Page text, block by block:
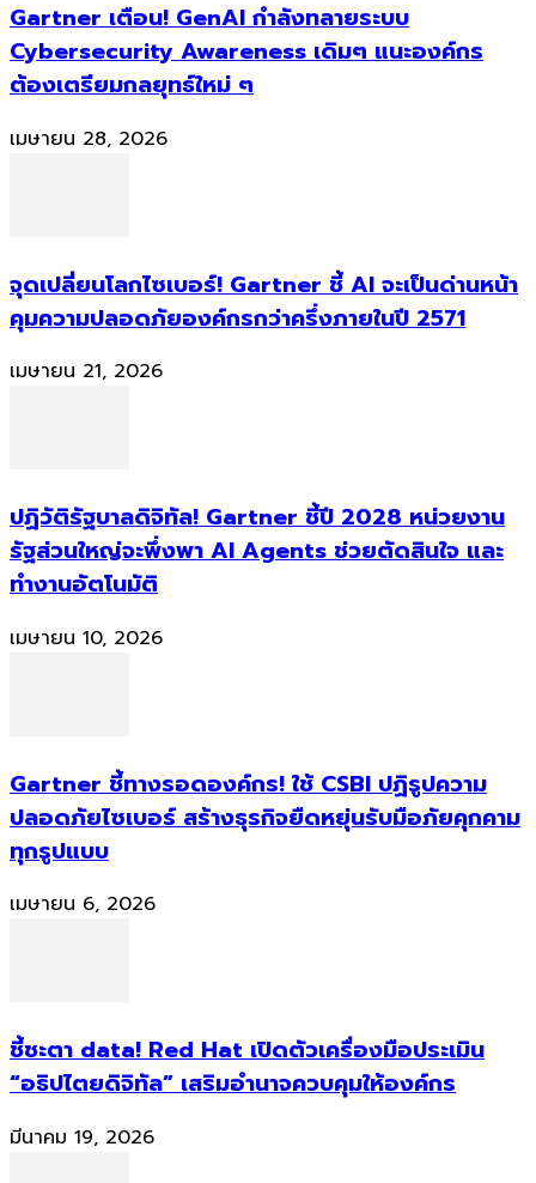
Gartner เตือน! GenAI กำลังทลายระบบ
Cybersecurity Awareness เดิมๆ แนะองค์กร
ต้องเตรียมกลยุทธ์ใหม่ ๆ
เมษายน 28, 2026
จุดเปลี่ยนโลกไซเบอร์! Gartner ชี้ AI จะเป็นด่านหน้า
คุมความปลอดภัยองค์กรกว่าครึ่งภายในปี 2571
เมษายน 21, 2026
ปฏิวัติรัฐบาลดิจิทัล! Gartner ชี้ปี 2028 หน่วยงาน
รัฐส่วนใหญ่จะพึ่งพา AI Agents ช่วยตัดสินใจ และ
ทำงานอัตโนมัติ
เมษายน 10, 2026
Gartner ชี้ทางรอดองค์กร! ใช้ CSBI ปฏิรูปความ
ปลอดภัยไซเบอร์ สร้างธุรกิจยืดหยุ่นรับมือภัยคุกคาม
ทุกรูปแบบ
เมษายน 6, 2026
ชี้ชะตา data! Red Hat เปิดตัวเครื่องมือประเมิน
“อธิปไตยดิจิทัล” เสริมอำนาจควบคุมให้องค์กร
มีนาคม 19, 2026